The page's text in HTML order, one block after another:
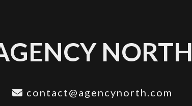
NORTH
contact@agencynorth.com